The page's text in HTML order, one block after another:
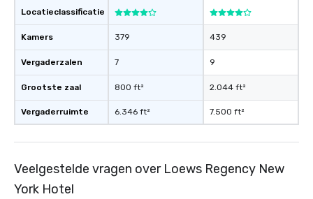
Locatieclassificatie
Kamers
Vergaderzalen
Grootste zaal
Vergaderruimte
379
7
800 ft²
6.346 ft²
439
9
2.044 ft²
7.500 ft²
Veelgestelde vragen over Loews Regency New
York Hotel